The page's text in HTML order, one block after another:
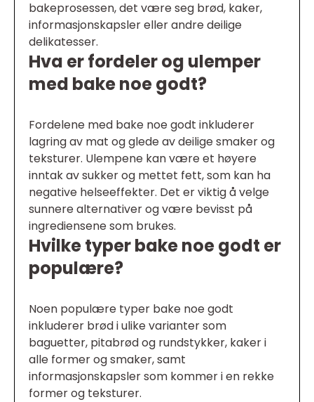
bakeprosessen, det være seg brød, kaker,
informasjonskapsler eller andre deilige
delikatesser.
Hva er fordeler og ulemper
med bake noe godt?
Fordelene med bake noe godt inkluderer
lagring av mat og glede av deilige smaker og
teksturer. Ulempene kan være et høyere
inntak av sukker og mettet fett, som kan ha
negative helseeffekter. Det er viktig å velge
sunnere alternativer og være bevisst på
ingrediensene som brukes.
Hvilke typer bake noe godt er
populære?
Noen populære typer bake noe godt
inkluderer brød i ulike varianter som
baguetter, pitabrød og rundstykker, kaker i
alle former og smaker, samt
informasjonskapsler som kommer i en rekke
former og teksturer.